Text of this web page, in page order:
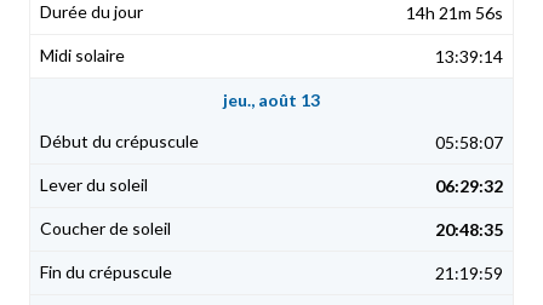
14h 21m 56s
13:39:14
jeu., août 13
05:58:07
06:29:32
20:48:35
21:19:59